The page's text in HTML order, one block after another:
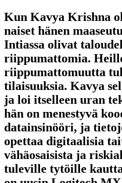
Kun Kavya Krishna
naiset hänen
Intiassa olivat
riippumattomia.
riippumattomuutta
tilaisuuksia. Kavya
ja loi itselleen uran
hän on menestyvä
datainsinööri, ja
opettaa digitaalisia
vähäosaisista ja
tuleville tytöille